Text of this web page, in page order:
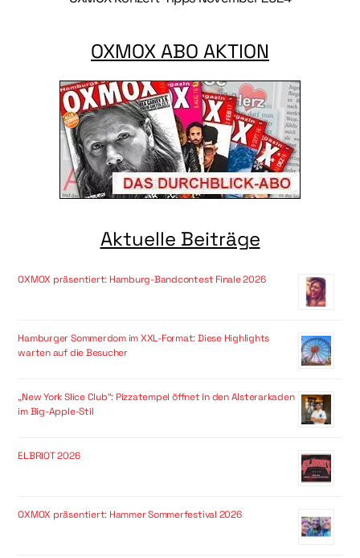
OXMOX ABO AKTION
Aktuelle Beiträge
OXMOX präsentiert: Hamburg-Bandcontest Finale 2026
Hamburger Sommerdom im XXL-Format: Diese Highlights
warten auf die Besucher
„New York Slice Club“: Pizzatempel öffnet in den Alsterarkaden
im Big-Apple-Stil
ELBRIOT 2026
OXMOX präsentiert: Hammer Sommerfestival 2026